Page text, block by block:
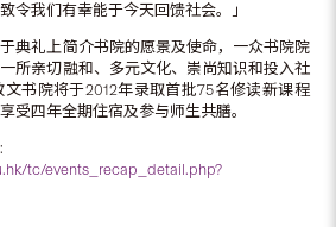
令我们有幸能于今天回馈社会。」
典礼上简介书院的愿景及使命，一众书院院
所亲切融和、多元文化、崇尚知识和投入社
书院将于2012年录取首批75名修读新课程
受四年全期住宿及参与师生共膳。
tc/events_recap_detail.php?